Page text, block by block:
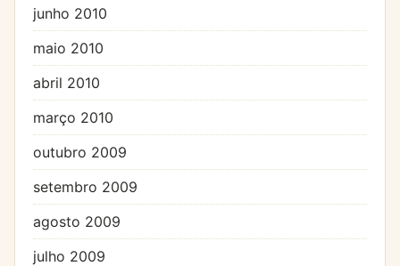
junho 2010
maio 2010
abril 2010
março 2010
outubro 2009
setembro 2009
agosto 2009
julho 2009